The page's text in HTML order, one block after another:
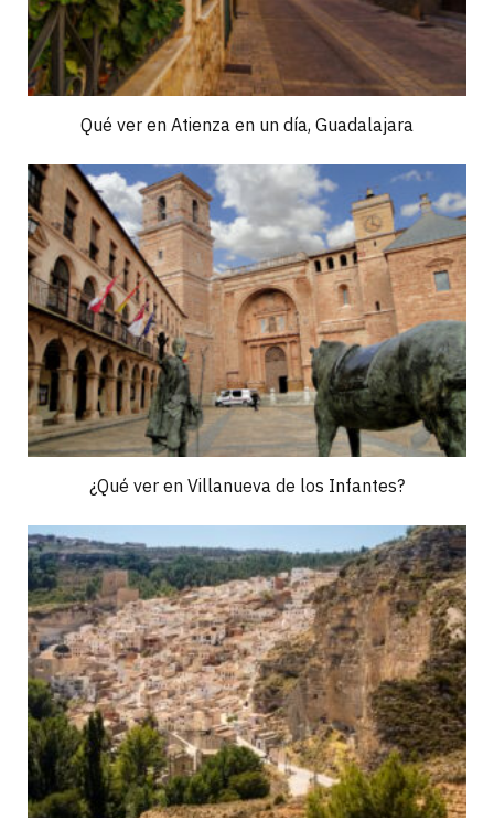
Qué ver en Atienza en un día, Guadalajara
¿Qué ver en Villanueva de los Infantes?